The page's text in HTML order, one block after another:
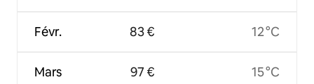
Févr.
Mars
83 €
97 €
12 °C
15 °C